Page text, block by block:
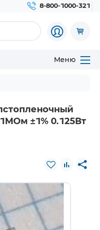
8-800-1000-321
Меню
±1% 0.125Вт